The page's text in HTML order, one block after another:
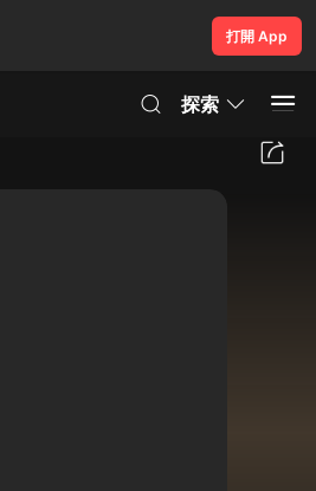
打開 App
探索